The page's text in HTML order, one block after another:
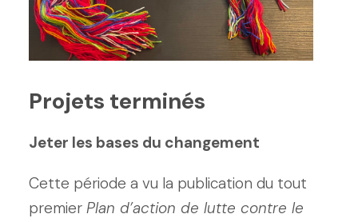
Projets terminés
Jeter les bases du changement
Cette période a vu la publication du tout
premier Plan d’action de lutte contre le